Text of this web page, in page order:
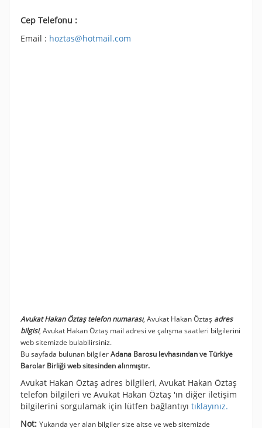
Cep Telefonu :
Email : hoztas@hotmail.com
Avukat Hakan Öztaş telefon numarası, Avukat Hakan Öztaş adres
bilgisi, Avukat Hakan Öztaş mail adresi ve çalışma saatleri bilgilerini
web sitemizde bulabilirsiniz.
Bu sayfada bulunan bilgilerAdana Barosu levhasından ve Türkiye
Barolar Birliği web sitesinden alınmıştır.
Avukat Hakan Öztaş adres bilgileri, Avukat Hakan Öztaş
telefon bilgileri ve Avukat Hakan Öztaş 'ın diğer iletişim
bilgilerini sorgulamak için lütfen bağlantıyı tıklayınız.
Not: Yukarıda yer alan bilgiler size aitse ve web sitemizde